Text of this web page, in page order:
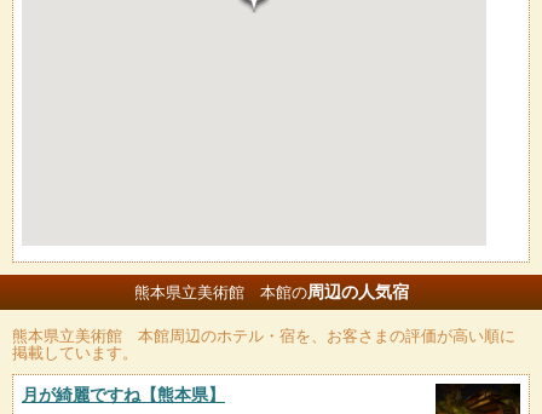
熊本県立美術館 本館の周辺の人気宿
熊本県立美術館 本館周辺のホテル・宿を、お客さまの評価が高い順に
掲載しています。
月が綺麗ですね 【熊本県】